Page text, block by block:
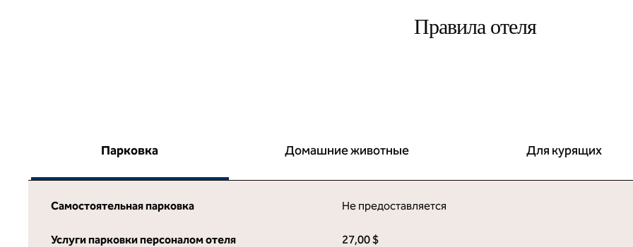
Правила отеля
Парковка Домашние животные Для курящих
Самостоятельная парковка Не предоставляется
Услуги парковки персоналом отеля 27,00 $